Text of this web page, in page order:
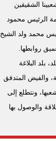
الشقيقين
الرئيس محمود
محمد ولد الشيخ
روابطها.
بلد البلاغة
والفيض المتدفق
ونتطلع إلى
والوصول بها